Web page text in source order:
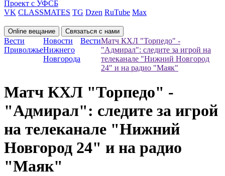
Проект с УФСБ
VK CLASSMATES TG Dzen RuTube Max
Online вещание Связаться с нами
Вести
Приволжье
Новости
Нижнего
Новгорода
ВестиМатч КХЛ "Торпедо" -
"Адмирал": следите за игрой на
телеканале "Нижний Новгород
24" и на радио "Маяк"
Матч КХЛ "Торпедо" -
"Адмирал": следите за игрой
на телеканале "Нижний
Новгород 24" и на радио
"Маяк"